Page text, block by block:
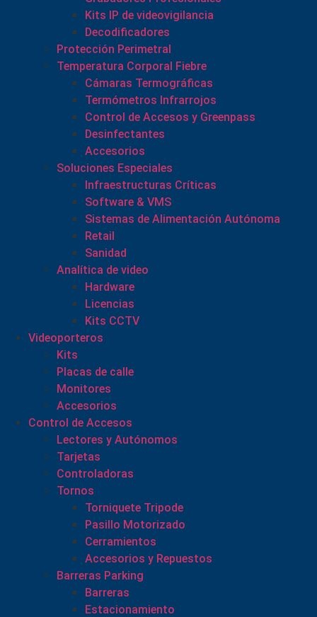
Kits IP de videovigilancia
Decodificadores
Protección Perimetral
Temperatura Corporal Fiebre
Cámaras Termográficas
Termómetros Infrarrojos
Control de Accesos y Greenpass
Desinfectantes
Accesorios
Soluciones Especiales
Infraestructuras Críticas
Software & VMS
Sistemas de Alimentación Autónoma
Retail
Sanidad
Analítica de video
Hardware
Licencias
Kits CCTV
Videoporteros
Kits
Placas de calle
Monitores
Accesorios
Control de Accesos
Lectores y Autónomos
Tarjetas
Controladoras
Tornos
Torniquete Tripode
Pasillo Motorizado
Cerramientos
Accesorios y Repuestos
Barreras Parking
Barreras
Estacionamiento